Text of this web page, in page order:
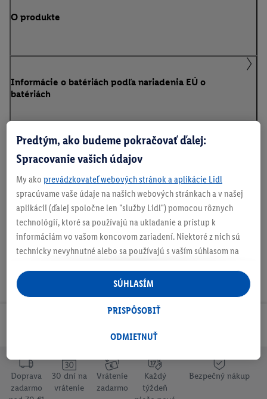
O produkte
Informácie o batériách podľa nariadenia EÚ o
batériách
O
b
v
t
š
t
y
r
u
Doprava
zadarmo
30 dní na
vrátenie
Vrátenie
zadarmo
Každý
týždeň
Bezpečný nákup
Predtým, ako budeme pokračovať ďalej:
Spracovanie vašich údajov
My ako prevádzkovateľ webových stránok a aplikácie Lidl
spracúvame vaše údaje na našich webových stránkach a v našej
aplikácii (ďalej spoločne len "služby Lidl") pomocou rôznych
technológií, ktoré sa používajú na ukladanie a prístup k
informáciám vo vašom koncovom zariadení. Niektoré z nich sú
technicky nevyhnutné alebo sa používajú s vaším súhlasom na
personalizovanú reklamu v rámci služieb Lidl aj mimo nich. Ak
ste účastníkom programu Lidl Plus, na tieto účely sa spracúvajú
aj údaje z vášho nákupného správania v obchode.
následne si vytvoríte účet Lidl Plus alebo sa prihlásite do svojho
tiež vytvoriť špeciálny online identifikátor z e-mailovej adresy,
ktorú tam uvediete, aby sme vás mohli rozpoznať v službách
prevádzkovaných tretími stranami a zobrazovať vám
ODMIETNUŤ
PRISPÔSOBIŤ
SÚHLASÍM